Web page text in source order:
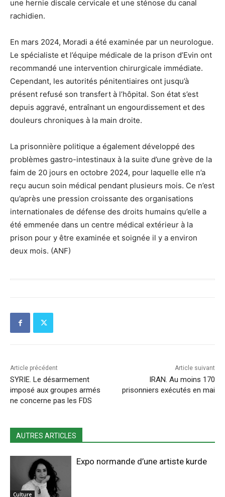
une hernie discale cervicale et une sténose du canal
rachidien.
En mars 2024, Moradi a été examinée par un neurologue.
Le spécialiste et l’équipe médicale de la prison d’Evin ont
recommandé une intervention chirurgicale immédiate.
Cependant, les autorités pénitentiaires ont jusqu’à
présent refusé son transfert à l’hôpital. Son état s’est
depuis aggravé, entraînant un engourdissement et des
douleurs chroniques à la main droite.
La prisonnière politique a également développé des
problèmes gastro-intestinaux à la suite d’une grève de la
faim de 20 jours en octobre 2024, pour laquelle elle n’a
reçu aucun soin médical pendant plusieurs mois. Ce n’est
qu’après une pression croissante des organisations
internationales de défense des droits humains qu’elle a
été emmenée dans un centre médical extérieur à la
prison pour y être examinée et soignée il y a environ
deux mois. (ANF)
Article précédent
SYRIE. Le désarmement
imposé aux groupes armés
ne concerne pas les FDS
Article suivant
IRAN. Au moins 170
prisonniers exécutés en mai
AUTRES ARTICLES
Culture
Expo normande d’une artiste kurde